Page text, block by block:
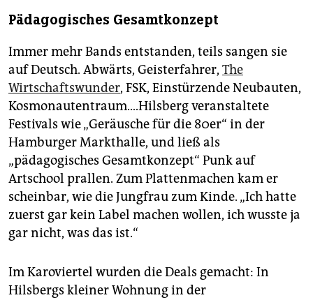
Pädagogisches Gesamtkonzept
Immer mehr Bands entstanden, teils sangen sie
auf Deutsch. Abwärts, Geisterfahrer, The
Wirtschaftswunder, FSK, Einstürzende Neubauten,
Kosmonautentraum….Hilsberg veranstaltete
Festivals wie „Geräusche für die 80er“ in der
Hamburger Markthalle, und ließ als
„pädagogisches Gesamtkonzept“ Punk auf
Artschool prallen. Zum Plattenmachen kam er
scheinbar, wie die Jungfrau zum Kinde. „Ich hatte
zuerst gar kein Label machen wollen, ich wusste ja
gar nicht, was das ist.“
Im Karoviertel wurden die Deals gemacht: In
Hilsbergs kleiner Wohnung in der